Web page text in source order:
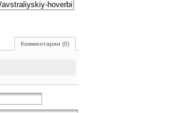
Комментарии (0)